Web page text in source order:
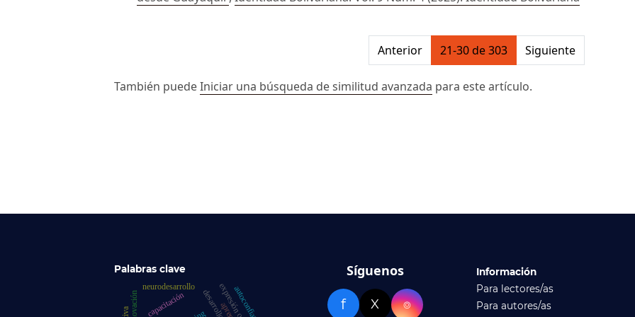
Anterior 21-30 de 303 Siguiente
También puedeIniciar una búsqueda de similitud avanzada para este artículo.
Palabras clave
capacitación
innovación expresión oral
autoconfianza
neurodesarrollo
Síguenos
f X ⌾
Información
Para lectores/as
Para autores/as